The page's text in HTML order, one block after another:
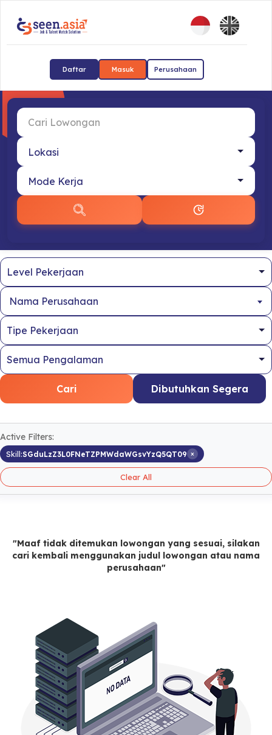
Daftar Masuk Perusahaan
Nama Perusahaan
Cari Dibutuhkan Segera
Active Filters:
Skill:SGduLzZ3L0FNeTZPMWdaWGsvYzQ5QT09 ×
Clear All
"Maaf tidak ditemukan lowongan yang sesuai, silakan
cari kembali menggunakan judul lowongan atau nama
perusahaan"